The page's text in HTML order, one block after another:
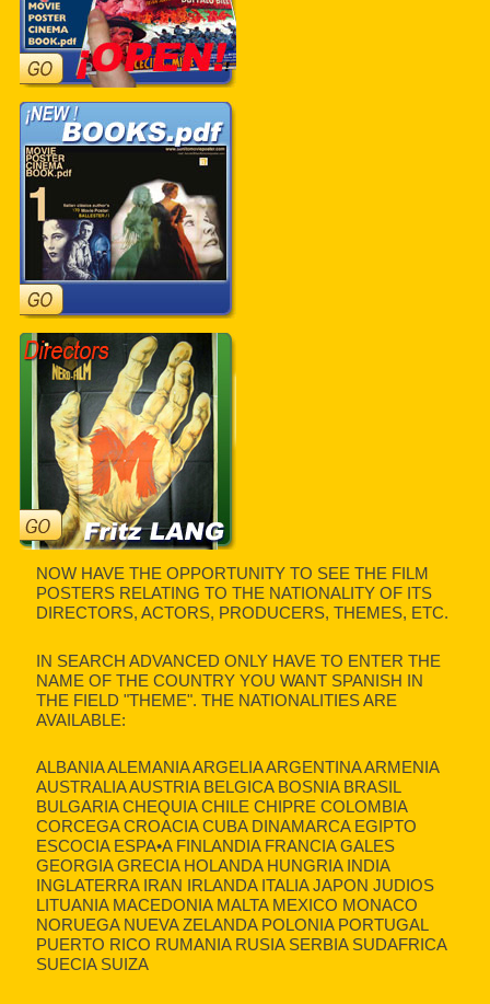
NOW HAVE THE OPPORTUNITY TO SEE THE FILM
POSTERS RELATING TO THE NATIONALITY OF ITS
DIRECTORS, ACTORS, PRODUCERS, THEMES, ETC.
IN SEARCH ADVANCED ONLY HAVE TO ENTER THE
NAME OF THE COUNTRY YOU WANT SPANISH IN
THE FIELD "THEME". THE NATIONALITIES ARE
AVAILABLE:
ALBANIA ALEMANIA ARGELIA ARGENTINA ARMENIA
AUSTRALIA AUSTRIA BELGICA BOSNIA BRASIL
BULGARIA CHEQUIA CHILE CHIPRE COLOMBIA
CORCEGA CROACIA CUBA DINAMARCA EGIPTO
ESCOCIA ESPA•A FINLANDIA FRANCIA GALES
GEORGIA GRECIA HOLANDA HUNGRIA INDIA
INGLATERRA IRAN IRLANDA ITALIA JAPON JUDIOS
LITUANIA MACEDONIA MALTA MEXICO MONACO
NORUEGA NUEVA ZELANDA POLONIA PORTUGAL
PUERTO RICO RUMANIA RUSIA SERBIA SUDAFRICA
SUECIA SUIZA